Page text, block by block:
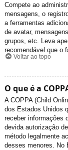
Compete ao
mensagens, o
a ferramentas
de avatar,
grupos, etc. Leva
recomendável que o
Voltar ao topo
O que é a
A COPPA (Child
dos Estados Unidos
receber informações
devida autorização
método legalmente
desses menores. No